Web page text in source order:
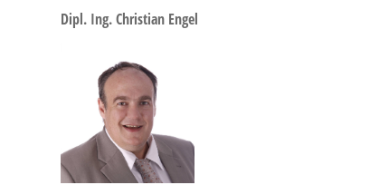
Dipl. Ing. Christian Engel